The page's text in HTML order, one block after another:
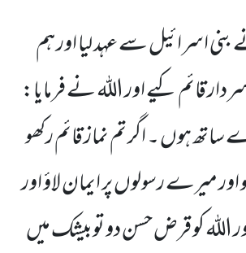
اسرائیل سے عہد لیا اور ہم
قائم کیے اور اللہ نے فرمایا:
ہوں ۔ اگر تم نماز قائم رکھو
میرے رسولوں پر ایمان لاؤ اور
اللہ کو قرض حسن دو توبیشک میں